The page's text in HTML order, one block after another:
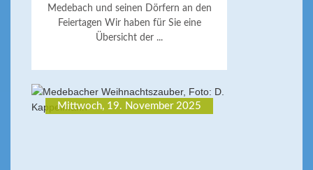
Medebach und seinen Dörfern an den
Feiertagen Wir haben für Sie eine
Übersicht der ...
Mittwoch, 19. November 2025